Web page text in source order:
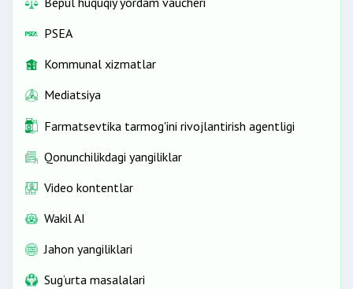
PSEA
Kommunal xizmatlar
Mediatsiya
Farmatsevtika tarmog'ini rivojlantirish agentligi
Qonunchilikdagi yangiliklar
Video kontentlar
Wakil AI
Jahon yangiliklari
Sug‘urta masalalari